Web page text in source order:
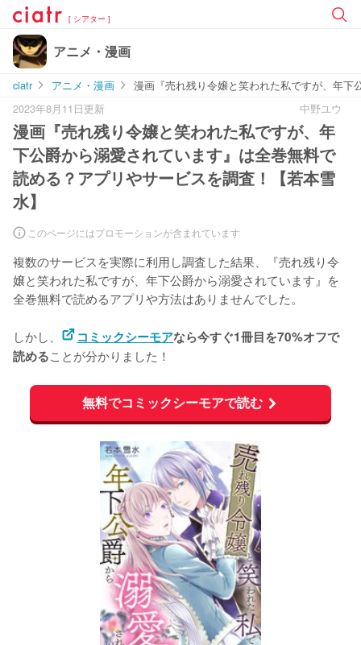
[ シアター ]
アニメ・漫画
ciatr アニメ・漫画
漫画『売れ残り令嬢と笑われた私ですが、年
2023年8月11日更新
中野ユウ
漫画『売れ残り令嬢と笑われた私ですが、年
下公爵から溺愛されています』は全巻無料で
読める？アプリやサービスを調査！【若本雪
水】
このページにはプロモーションが含まれています
複数のサービスを実際に利用し調査した結果、『売れ残り令
嬢と笑われた私ですが、年下公爵から溺愛されています』を
全巻無料で読めるアプリや方法はありませんでした。
しかし、 コミックシーモアなら今すぐ1冊目を70%オフで
読めることが分かりました！
無料でコミックシーモアで読む